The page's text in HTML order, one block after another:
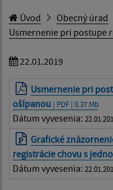
Úvod Obecný úrad
Usmernenie pri postupe
22.01.2019
Usmernenie pri
ošípanou | PDF | 0.37 Mb
Dátum vyvesenia:
Grafické
registrácie chovu s
Dátum vyvesenia: